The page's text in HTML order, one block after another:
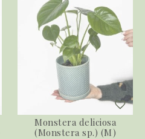
Monstera deliciosa
(Monstera sp.) (M)